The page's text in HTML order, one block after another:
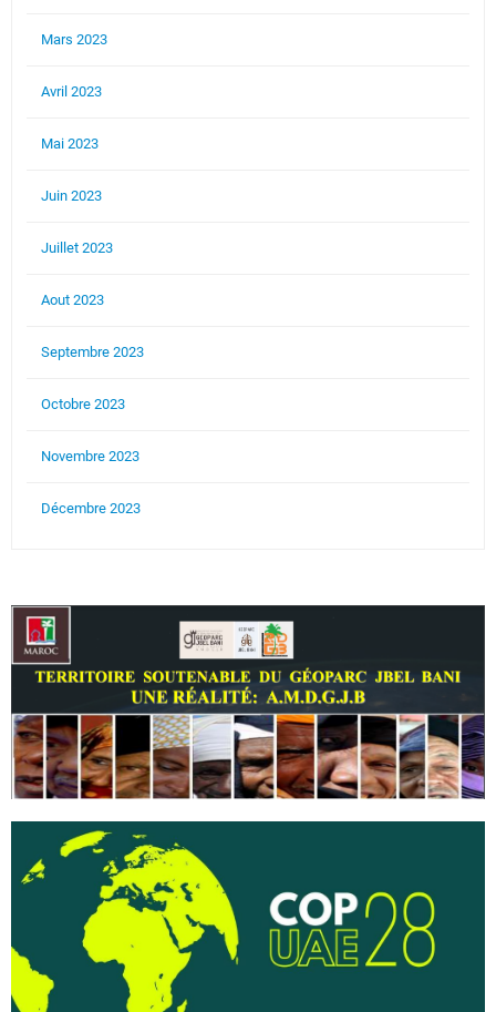
Mars 2023
Avril 2023
Mai 2023
Juin 2023
Juillet 2023
Aout 2023
Septembre 2023
Octobre 2023
Novembre 2023
Décembre 2023